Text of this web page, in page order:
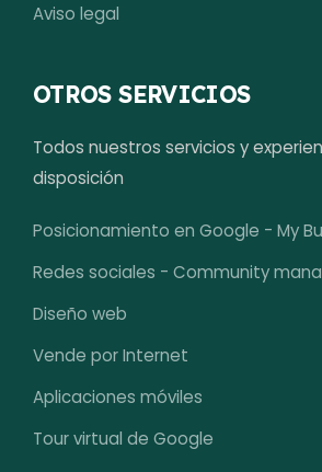
Aviso legal
OTROS SERVICIOS
Todos nuestros servicios y
disposición
Posicionamiento en Google - My
Redes sociales - Community
Diseño web
Vende por Internet
Aplicaciones móviles
Tour virtual de Google